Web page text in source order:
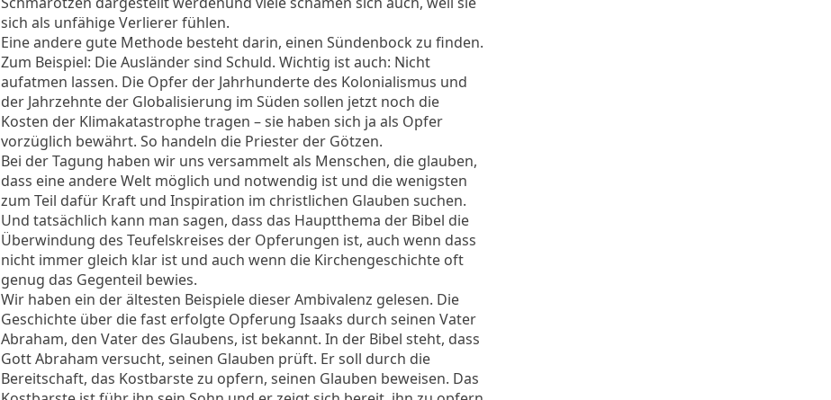
sich als unfähige Verlierer fühlen.
Eine andere gute Methode besteht darin, einen Sündenbock zu finden.
Zum Beispiel: Die Ausländer sind Schuld. Wichtig ist auch: Nicht
aufatmen lassen. Die Opfer der Jahrhunderte des Kolonialismus und
der Jahrzehnte der Globalisierung im Süden sollen jetzt noch die
Kosten der Klimakatastrophe tragen – sie haben sich ja als Opfer
vorzüglich bewährt. So handeln die Priester der Götzen.
Bei der Tagung haben wir uns versammelt als Menschen, die glauben,
dass eine andere Welt möglich und notwendig ist und die wenigsten
zum Teil dafür Kraft und Inspiration im christlichen Glauben suchen.
Und tatsächlich kann man sagen, dass das Hauptthema der Bibel die
Überwindung des Teufelskreises der Opferungen ist, auch wenn dass
nicht immer gleich klar ist und auch wenn die Kirchengeschichte oft
genug das Gegenteil bewies.
Wir haben ein der ältesten Beispiele dieser Ambivalenz gelesen. Die
Geschichte über die fast erfolgte Opferung Isaaks durch seinen Vater
Abraham, den Vater des Glaubens, ist bekannt. In der Bibel steht, dass
Gott Abraham versucht, seinen Glauben prüft. Er soll durch die
Bereitschaft, das Kostbarste zu opfern, seinen Glauben beweisen. Das